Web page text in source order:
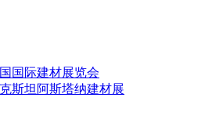
国际建材展览会
斯坦阿斯塔纳建材展